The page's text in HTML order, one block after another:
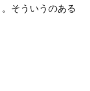
そういうのある